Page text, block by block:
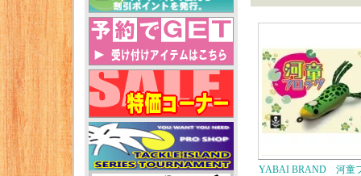
YABAI BRAND 河童